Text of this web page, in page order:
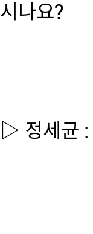
시나요?
▷ 정세균 :